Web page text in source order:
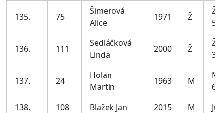
135. 75
Šimerová
Alice
1971 Ž
136. 111
Sedláčková
Linda
2000 Ž
137. 24
Holan
Martin
1963 M
138.
108 Blažek Jan 2015 M